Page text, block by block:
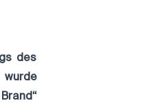
des
wurde